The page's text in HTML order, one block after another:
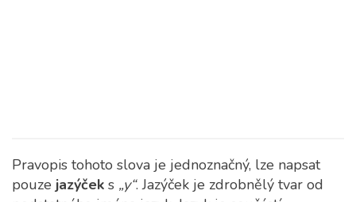
Pravopis tohoto slova je jednoznačný, lze napsat
pouze jazýček s „y“. Jazýček je zdrobnělý tvar od